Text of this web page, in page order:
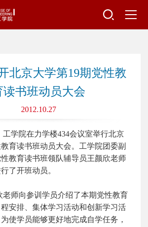
北京大学第19期党性教
读书班动员大会
2012.10.27
学院在力学楼434会议室举行北京
育读书班动员大会。工学院团委副
教育读书班领队辅导员王颜欣老师
了开班动员。
师向参训学员介绍了本期党性教育
安排、集体学习活动和创新学习活
使学员能够更好地完成自学任务，